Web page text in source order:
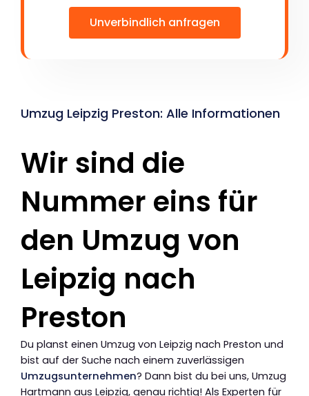
Unverbindlich anfragen
Umzug Leipzig Preston: Alle Informationen
Wir sind die
Nummer eins für
den Umzug von
Leipzig nach
Preston
Du planst einen Umzug von Leipzig nach Preston und
bist auf der Suche nach einem zuverlässigen
Umzugsunternehmen? Dann bist du bei uns, Umzug
Hartmann aus Leipzig, genau richtig! Als Experten für